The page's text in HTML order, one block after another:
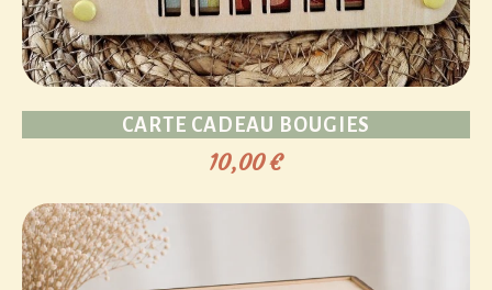
CARTE CADEAU BOUGIES
10,00€